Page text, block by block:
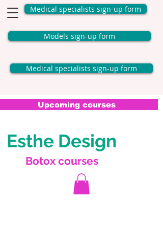
Medical specialists sign-up form
Models sign-up form
Medical specialists sign-up form
Upcoming courses
Esthe Design
Botox courses